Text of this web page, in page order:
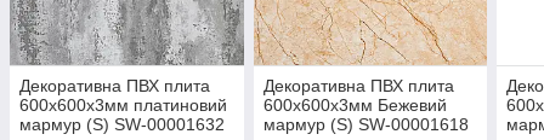
Декоративна ПВХ плита
600х600х3мм платиновий
мармур (S) SW-00001632
Декоративна ПВХ плита
600х600х3мм Бежевий
мармур (S) SW-00001618